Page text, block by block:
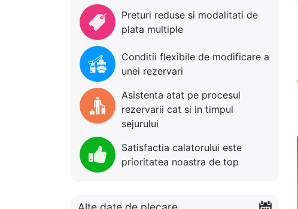
Preturi reduse si modalitati de
plata multiple
Conditii flexibile de modificare a
unei rezervari
Asistenta atat pe procesul
rezervarii cat si in timpul
sejurului
Satisfactia calatorului este
prioritatea noastra de top